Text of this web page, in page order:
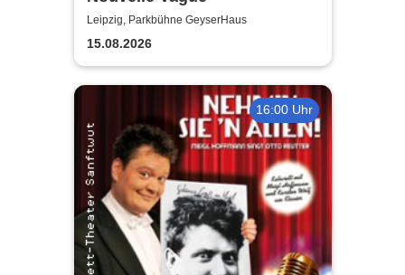
Leipzig, Parkbühne GeyserHaus
15.08.2026
16:00 Uhr